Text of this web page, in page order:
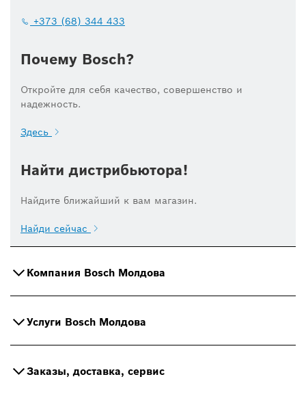
+373 (68) 344 433
Почему Bosch?
Откройте для себя качество, совершенство и
надежность.
Здесь
Найти дистрибьютора!
Найдите ближайший к вам магазин.
Найди сейчас
Компания Bosch Молдова
Услуги Bosch Молдова
Заказы, доставка, сервис